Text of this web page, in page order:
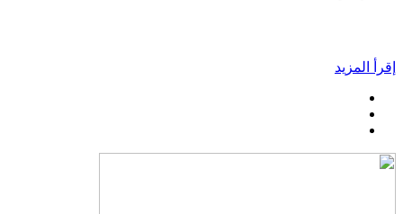
إقرأ المزيد